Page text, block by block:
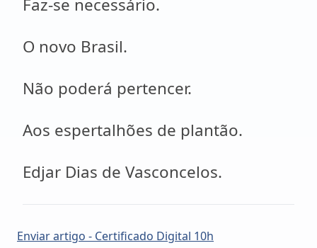
Faz-se necessário.
O novo Brasil.
Não poderá pertencer.
Aos espertalhões de plantão.
Edjar Dias de Vasconcelos.
Enviar artigo - Certificado Digital 10h